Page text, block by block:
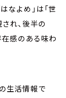
なよめ」は「世
れ、後半の
在感のある味わ
生活情報で